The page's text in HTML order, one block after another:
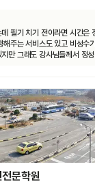
필기 치기 전이라면 시간은
해주는 서비스도 있고 비성수
만 그래도 강사님들께서 정
문학원